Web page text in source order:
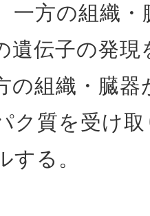
方の組織・
遺伝子の発
の組織・臓
ク質を受け
する。